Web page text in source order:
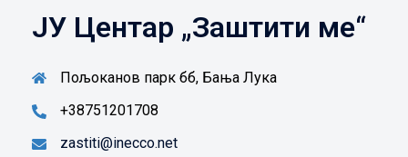
ЈУ Центар „Заштити ме“
Пољоканов парк бб, Бања Лука
+38751201708
zastiti@inecco.net